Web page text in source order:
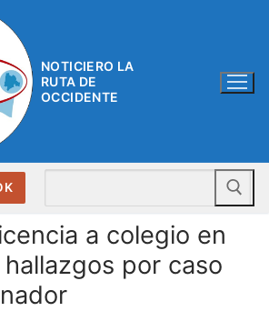
NOTICIERO LA
RUTA DE
OCCIDENTE
a colegio en
por caso